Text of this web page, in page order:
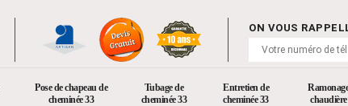
ON VOUS
Pose de chapeau de
cheminée 33
Tubage de
cheminée 33
Entretien de
cheminée 33
chaudière